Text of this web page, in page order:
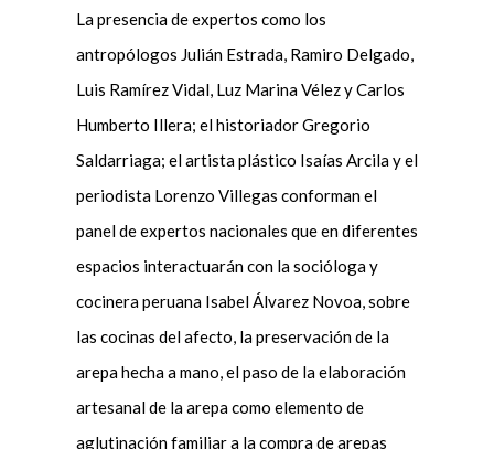
La presencia de expertos como los
antropólogos Julián Estrada, Ramiro Delgado,
Luis Ramírez Vidal, Luz Marina Vélez y Carlos
Humberto Illera; el historiador Gregorio
Saldarriaga; el artista plástico Isaías Arcila y el
periodista Lorenzo Villegas conforman el
panel de expertos nacionales que en diferentes
espacios interactuarán con la socióloga y
cocinera peruana Isabel Álvarez Novoa, sobre
las cocinas del afecto, la preservación de la
arepa hecha a mano, el paso de la elaboración
artesanal de la arepa como elemento de
aglutinación familiar a la compra de arepas